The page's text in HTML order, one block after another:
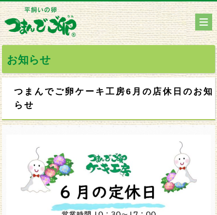
お知らせ
つまんでご卵ケーキ工房6月の店休日のお知
らせ